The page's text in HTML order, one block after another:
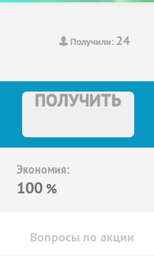
Получили: 24
ПОЛУЧИТЬ
Экономия:
100 %
Вопросы по акции